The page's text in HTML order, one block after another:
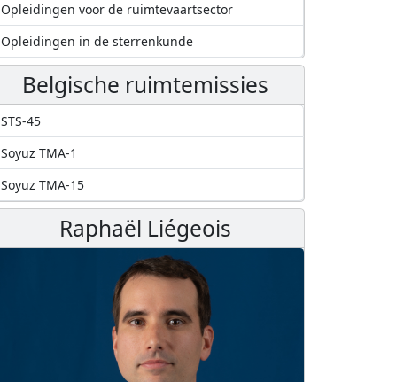
Opleidingen voor de ruimtevaartsector
Opleidingen in de sterrenkunde
Belgische ruimtemissies
STS-45
Soyuz TMA-1
Soyuz TMA-15
Raphaël Liégeois